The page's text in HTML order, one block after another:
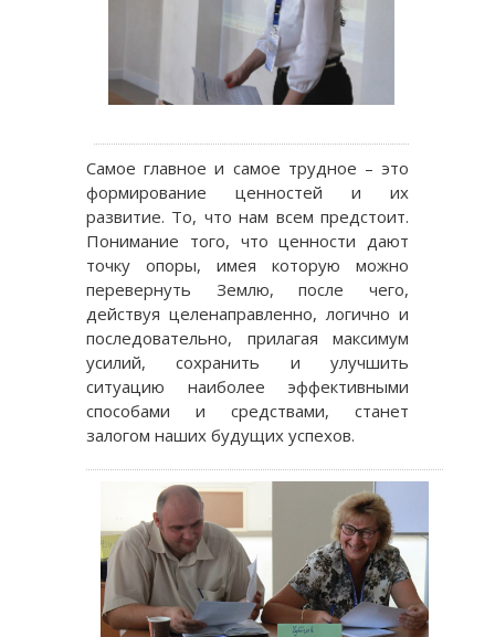
Самое главное и самое трудное – это
формирование ценностей и их
развитие. То, что нам всем предстоит.
Понимание того, что ценности дают
точку опоры, имея которую можно
перевернуть Землю, после чего,
действуя целенаправленно, логично и
последовательно, прилагая максимум
усилий, сохранить и улучшить
ситуацию наиболее эффективными
способами и средствами, станет
залогом наших будущих успехов.